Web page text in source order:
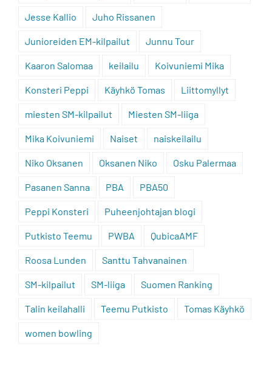
Jesse Kallio Juho Rissanen
Junioreiden EM-kilpailut Junnu Tour
Kaaron Salomaa keilailu Koivuniemi Mika
Konsteri Peppi Käyhkö Tomas Liittomyllyt
miesten SM-kilpailut Miesten SM-liiga
Mika Koivuniemi Naiset naiskeilailu
Niko Oksanen Oksanen Niko Osku Palermaa
Pasanen Sanna PBA PBA50
Peppi Konsteri Puheenjohtajan blogi
Putkisto Teemu PWBA QubicaAMF
Roosa Lunden Santtu Tahvanainen
SM-kilpailut SM-liiga Suomen Ranking
Talin keilahalli Teemu Putkisto Tomas Käyhkö
women bowling